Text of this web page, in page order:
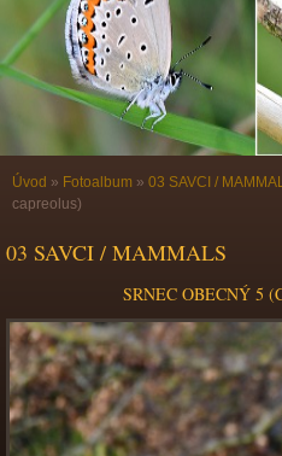
Úvod » Fotoalbum » 03 SAVCI /
capreolus)
03 SAVCI / MAMMALS
SRNEC OBECNÝ 5